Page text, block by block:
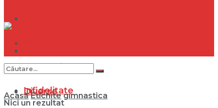
Internațional
Diverse
Infidelitate
Nici un rezultat
Acasă Etichite gimnastica